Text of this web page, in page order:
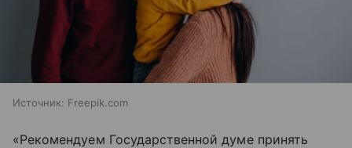
Источник: Freepik.com
«Рекомендуем Государственной думе принять